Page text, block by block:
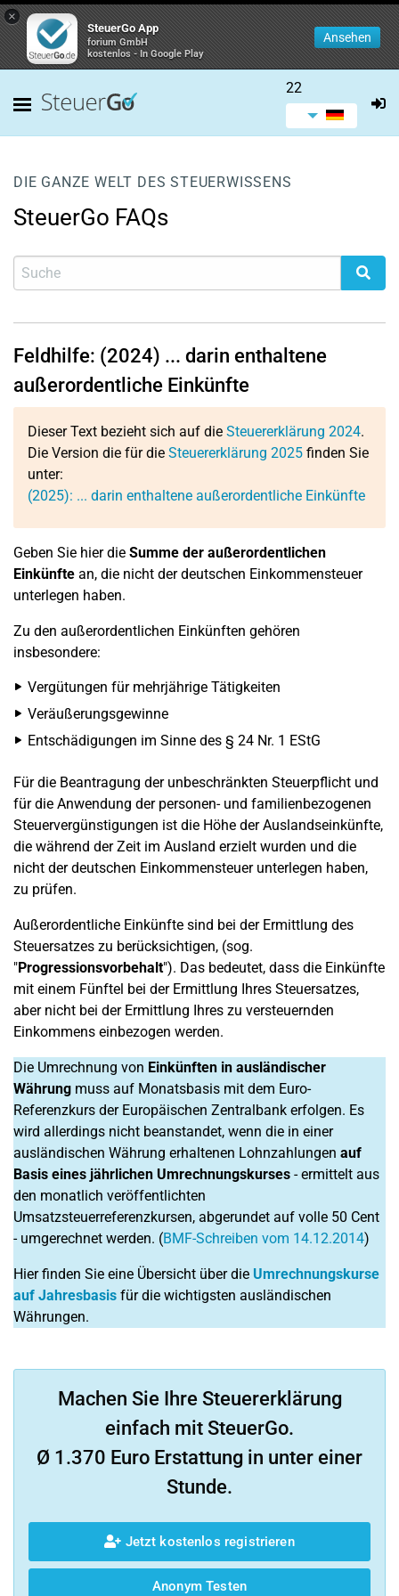
×
SteuerGo App
forium GmbH
kostenlos - In Google Play
Ansehen
22
DIE GANZE WELT DES STEUERWISSENS
SteuerGo FAQs
Feldhilfe: (2024) ... darin enthaltene
außerordentliche Einkünfte
Dieser Text bezieht sich auf die Steuererklärung 2024.
Die Version die für die Steuererklärung 2025 finden Sie
unter:
(2025): ... darin enthaltene außerordentliche Einkünfte
Geben Sie hier die Summe der außerordentlichen
Einkünfte an, die nicht der deutschen Einkommensteuer
unterlegen haben.
Zu den außerordentlichen Einkünften gehören
insbesondere:
Vergütungen für mehrjährige Tätigkeiten
Veräußerungsgewinne
Entschädigungen im Sinne des § 24 Nr. 1 EStG
Für die Beantragung der unbeschränkten Steuerpflicht und
für die Anwendung der personen- und familienbezogenen
Steuervergünstigungen ist die Höhe der Auslandseinkünfte,
die während der Zeit im Ausland erzielt wurden und die
nicht der deutschen Einkommensteuer unterlegen haben,
zu prüfen.
Außerordentliche Einkünfte sind bei der Ermittlung des
Steuersatzes zu berücksichtigen, (sog.
"Progressionsvorbehalt"). Das bedeutet, dass die Einkünfte
mit einem Fünftel bei der Ermittlung Ihres Steuersatzes,
aber nicht bei der Ermittlung Ihres zu versteuernden
Einkommens einbezogen werden.
Die Umrechnung von Einkünften in ausländischer
Währung muss auf Monatsbasis mit dem Euro-
Referenzkurs der Europäischen Zentralbank erfolgen. Es
wird allerdings nicht beanstandet, wenn die in einer
ausländischen Währung erhaltenen Lohnzahlungen auf
Basis eines jährlichen Umrechnungskurses - ermittelt aus
den monatlich veröffentlichten
Umsatzsteuerreferenzkursen, abgerundet auf volle 50 Cent
- umgerechnet werden. (BMF-Schreiben vom 14.12.2014)
Hier finden Sie eine Übersicht über die Umrechnungskurse
auf Jahresbasis für die wichtigsten ausländischen
Währungen.
Machen Sie Ihre Steuererklärung
einfach mit SteuerGo.
Ø 1.370 Euro Erstattung in unter einer
Stunde.
Jetzt kostenlos registrieren
Anonym Testen